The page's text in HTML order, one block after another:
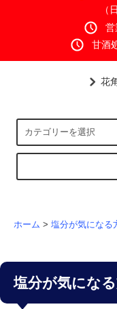
（
営
甘酒
花
ホーム > 塩分が気になる
塩分が気にな